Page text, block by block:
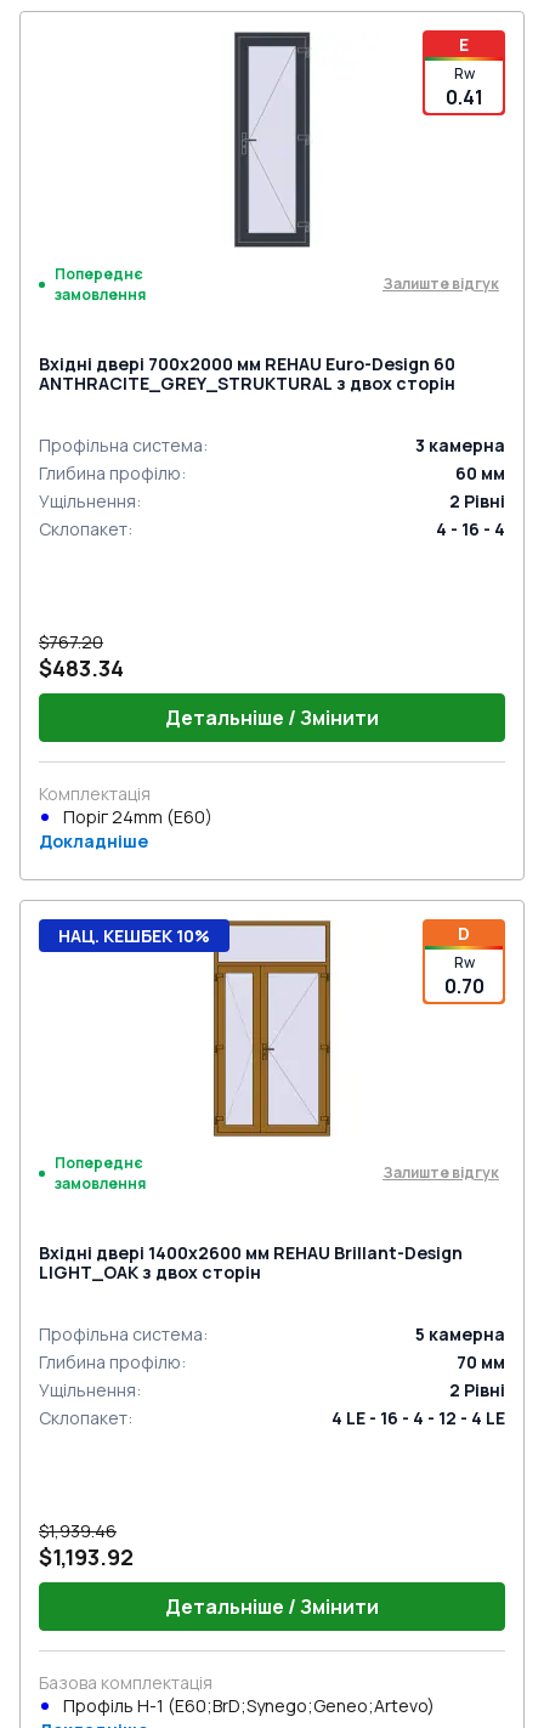
E
Rw
0.41
Попереднє
замовлення
Залиште відгук
Вхідні двері 700x2000 мм REHAU Euro-Design 60
ANTHRACITE_GREY_STRUKTURAL з двох сторін
Профільна система: 3 камерна
Глибина профілю: 60 мм
Ущільнення: 2 Рівні
Склопакет: 4 - 16 - 4
$767.20
$483.34
Детальніше / Змінити
Комплектація
Поріг 24mm (E60)
Докладніше
D
Rw
0.70
НАЦ. КЕШБЕК 10%
Попереднє
замовлення
Залиште відгук
Вхідні двері 1400x2600 мм REHAU Brillant-Design
LIGHT_OAK з двох сторін
Профільна система: 5 камерна
Глибина профілю: 70 мм
Ущільнення: 2 Рівні
Склопакет: 4 LE - 16 - 4 - 12 - 4 LE
$1,939.46
$1,193.92
Детальніше / Змінити
Базова комплектація
Профіль Н-1 (E60;BrD;Synego;Geneo;Artevo)